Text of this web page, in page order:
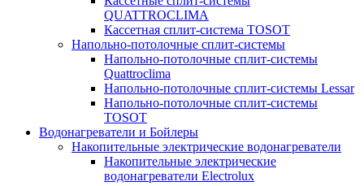
QUATTROCLIMA
Кассетная сплит-система TOSOT
Напольно-потолочные сплит-системы
Напольно-потолочные сплит-системы
Quattroclima
Напольно-потолочные сплит-системы Lessar
Напольно-потолочные сплит-системы
TOSOT
Водонагреватели и Бойлеры
Накопительные электрические водонагреватели
Накопительные электрические
водонагреватели Electrolux